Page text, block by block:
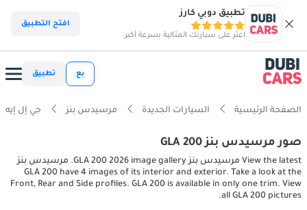
تطبيق دوبي كارز
اعثر على سيارتك المثالية بسرعة أكبر
افتح التطبيق
بع تطبيق
الصفحة الرئيسية السيارات الجديدة مرسيدس بنز جي إل إيه
صور مرسيدس بنز GLA 200
View the latest مرسيدس بنز GLA 200 2026 image gallery. مرسيدس بنز
GLA 200 have 4 images of its interior and exterior. Take a look at the
Front, Rear and Side profiles. GLA 200 is available in only one trim. View
all GLA 200 pictures.